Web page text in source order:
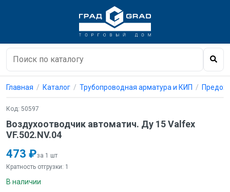
Главная Каталог Трубопроводная арматура и КИП
Код: 50597
Воздухоотводчик автоматич. Ду 15 Valfex
VF.502.NV.04
473 ₽за 1 шт
Кратность отгрузки: 1
В наличии